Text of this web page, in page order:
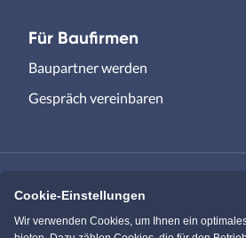
Für Baufirmen
Baupartner werden
Gespräch vereinbaren
Immowelt.de
Cookie-Einstellungen
Wir verwenden Cookies, um Ihnen ein